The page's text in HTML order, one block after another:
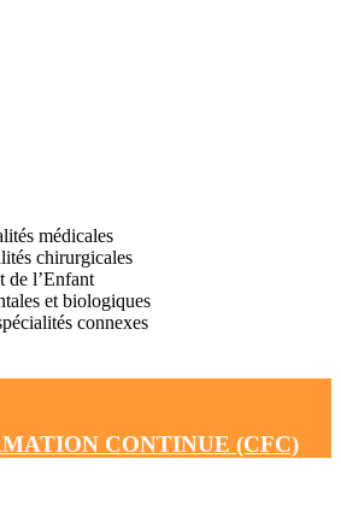
médicales
chirurgicales
de l’Enfant
et biologiques
connexes
CONTINUE (CFC)